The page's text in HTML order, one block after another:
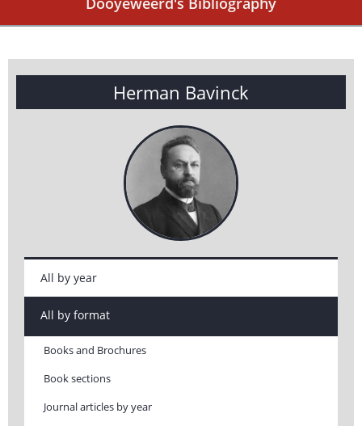
Herman Bavinck
All by year
All by format
Books and Brochures
Book sections
Journal articles by year